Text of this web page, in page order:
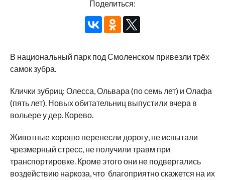
Поделиться:
В национальный парк под Смоленском привезли трёх
самок зубра.
Клички зубриц: Олесса, Ольвара (по семь лет) и Олафа
(пять лет). Новых обитательниц выпустили вчера в
вольере у дер. Корево.
Животные хорошо перенесли дорогу, не испытали
чрезмерный стресс, не получили травм при
транспортировке. Кроме этого они не подвергались
воздействию наркоза, что благоприятно скажется на их